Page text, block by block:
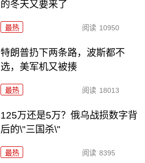
的冬天又要来了
最热 阅读 10950
特朗普扔下两条路，波斯都不
选，美军机又被揍
最热 阅读 18013
125万还是5万？俄乌战损数字背
后的\"三国杀\"
最热 阅读 8395